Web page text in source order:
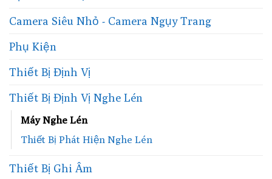
Camera Siêu Nhỏ - Camera Ngụy Trang
Phụ Kiện
Thiết Bị Định Vị
Thiết Bị Định Vị Nghe Lén
Máy Nghe Lén
Thiết Bị Phát Hiện Nghe Lén
Thiết Bị Ghi Âm